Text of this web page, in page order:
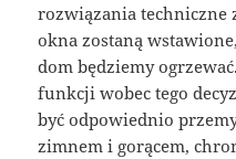
rozwiązania techniczne
okna zostaną
dom będziemy
funkcji wobec tego
być odpowiednio
zimnem i gorącem,